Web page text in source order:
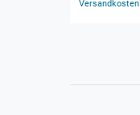
Versandkosten